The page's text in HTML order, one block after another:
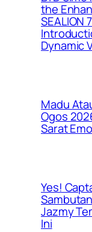
the
SEALION
Dynamic
Madu
Ogos
Sarat
Yes!
Jazmy
Ini